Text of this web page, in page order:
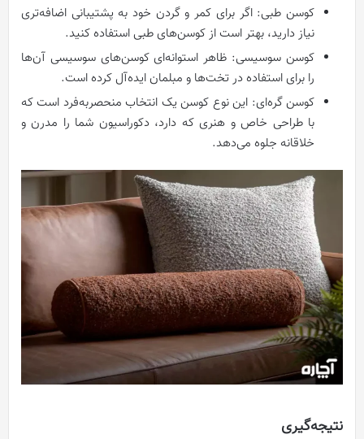
کوسن طبی: اگر برای کمر و گردن خود به پشتیبانی اضافه‌تری
نیاز دارید، بهتر است از کوسن‌های طبی استفاده کنید.
کوسن سوسیسی: ظاهر استوانه‌ای کوسن‌های سوسیسی آن‌ها
را برای استفاده در تخت‌ها و مبلمان ایده‌آل کرده است.
کوسن گره‌ای: این نوع کوسن یک انتخاب منحصربه‌فرد است که
با طراحی خاص و هنری که دارد، دکوراسیون شما را مدرن و
خلاقانه جلوه می‌دهد.
نتیجه‌گیری